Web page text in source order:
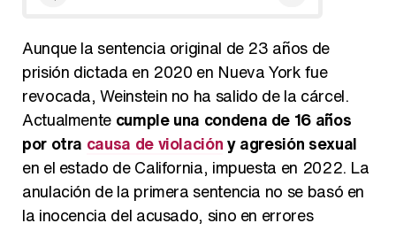
Aunque la sentencia original de 23 años de
prisión dictada en 2020 en Nueva York fue
revocada, Weinstein no ha salido de la cárcel.
Actualmente cumple una condena de 16 años
por otra causa de violacióny agresión sexual
en el estado de California, impuesta en 2022. La
anulación de la primera sentencia no se basó en
la inocencia del acusado, sino en errores